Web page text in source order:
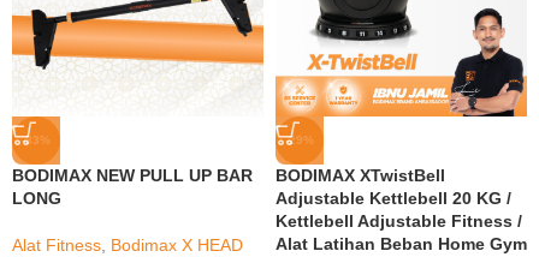
-33%
BODIMAX NEW PULL UP BAR
LONG
Alat Fitness Bodimax X HEAD
-29%
BODIMAX XTwistBell
Adjustable Kettlebell 20 KG /
Kettlebell Adjustable Fitness /
Alat Latihan Beban Home Gym